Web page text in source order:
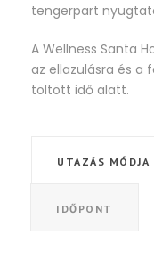
tengerpart
A Wellness Santa
az ellazulásra és a
töltött idő alatt.
UTAZÁS MÓDJA
IDŐPONT